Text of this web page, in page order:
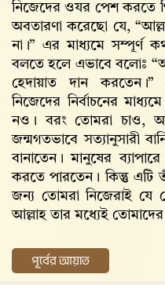
নিজেদের ওযর পেশ করতে
অবতারণা করেছো যে,
না।” এর মাধ্যমে সম্পূর্ণ
বলতে হলে এভাবে বলোঃ
হেদায়াত দান
নিজেদের নির্বাচনের
নও। বরং তোমরা চাও,
জন্মগতভাবে সত্যানুসারী
বানাতেন। মানুষের
করতে পারতেন। কিন্তু এটি
জন্য তোমরা নিজেরাই যে
আল্লাহ‌ তার মধ্যেই
পূর্বের আয়াত